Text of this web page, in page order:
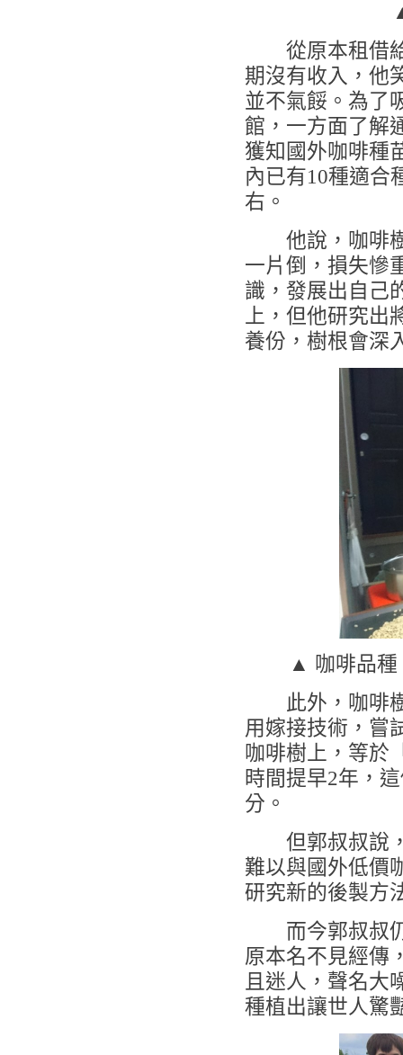
從原本租借給
期沒有收入，他
並不氣餒。為了
館，一方面了解
獲知國外咖啡種
內已有10種適合
右。
他說，咖啡樹
一片倒，損失慘
識，發展出自己
上，但他研究出
養份，樹根會深
▲ 咖啡品種
此外，咖啡樹
用嫁接技術，嘗
咖啡樹上，等於
時間提早2年，
分。
但郭叔叔說，
難以與國外低價
研究新的後製方
而今郭叔叔仍
原本名不見經傳
且迷人，聲名大
種植出讓世人驚